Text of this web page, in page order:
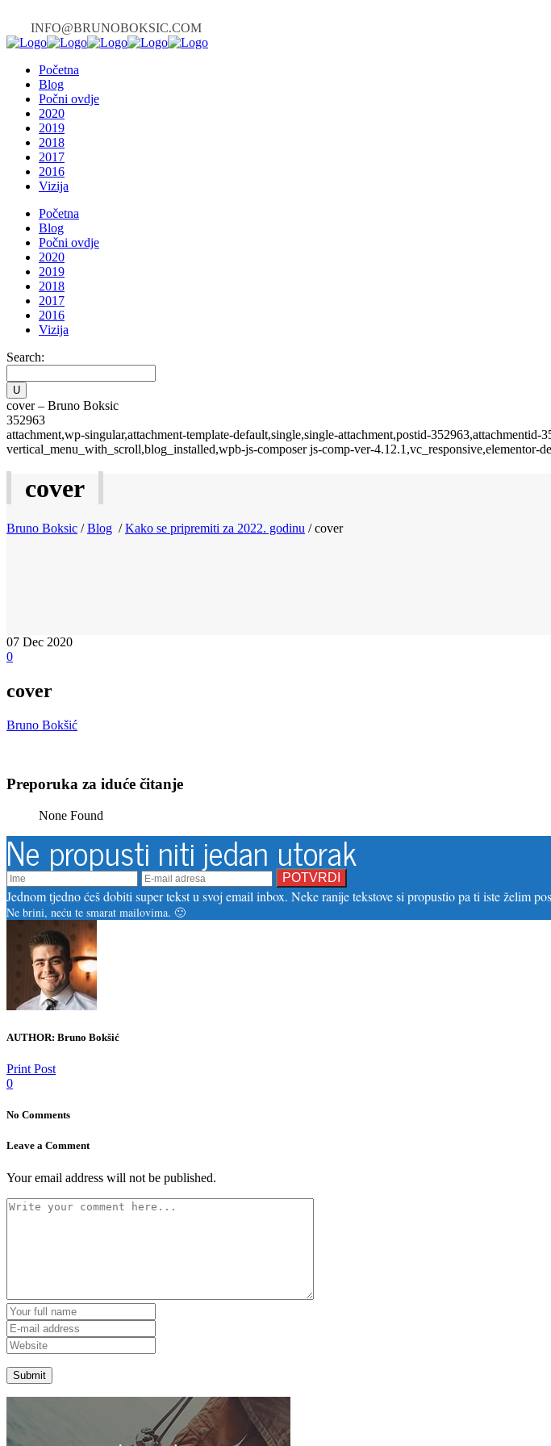
INFO@BRUNOBOKSIC.COM
Početna
Blog
Počni ovdje
2020
2019
2018
2017
2016
Vizija
Početna
Blog
Počni ovdje
2020
2019
2018
2017
2016
Vizija
Search:
cover – Bruno Boksic
352963
attachment,wp-singular,attachment-template-default,single,single-attachment,postid-
vertical_menu_with_scroll,blog_installed,wpb-js-composer js-comp-ver-4.12.1,vc_responsive,elementor-
cover
Bruno Boksic /Blog /Kako se pripremiti za 2022. godinu /cover
07 Dec 2020
0
cover
Bruno Bokšić
Preporuka za iduće čitanje
None Found
Ne propusti niti jedan utorak
Jednom tjedno ćeš dobiti super tekst u svoj email inbox. Neke ranije tekstove si propustio pa ti iste želim
Ne brini, neću te smarat mailovima. 🙂
AUTHOR: Bruno Bokšić
Print Post
0
No Comments
Leave a Comment
Your email address will not be published.